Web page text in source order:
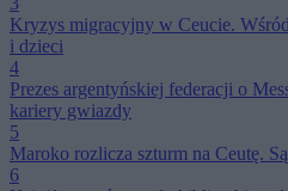
Kryzys migracyjny w Ceucie.
i dzieci
4
Prezes argentyńskiej federacji o
kariery gwiazdy
5
Maroko rozlicza szturm na Ceutę.
6